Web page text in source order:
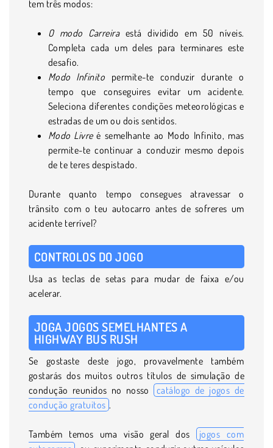
tem três modos:
O modo Carreiraestá dividido em 50 níveis.
Completa cada um deles para terminares este
desafio.
Modo Infinito permite-te conduzir durante o
tempo que conseguires evitar um acidente.
Seleciona diferentes condições meteorológicas e
estradas de um ou dois sentidos.
Modo Livre é semelhante ao Modo Infinito, mas
permite-te continuar a conduzir mesmo depois
de te teres despistado.
Durante quanto tempo consegues atravessar o
trânsito com o teu autocarro antes de sofreres um
acidente terrível?
CONTROLOS DO JOGO
Usa as teclas de setas para mudar de faixa e/ou
acelerar.
JOGA JOGOS SEMELHANTES A
HIGHWAY BUS RUSH
Se gostaste deste jogo, provavelmente também
gostarás dos muitos outros títulos de simulação de
condução reunidos no nosso
catálogo de jogos de
condução gratuitos .
Também temos uma visão geral dos
jogos com